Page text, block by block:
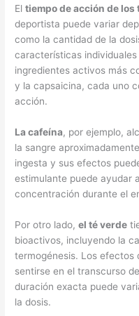
Eltiempo de acción de los
deportista puede variar
como la cantidad de la
características
ingredientes activos más
y la capsaicina, cada uno
acción.
La cafeína, por ejemplo,
la sangre
ingesta y sus efectos
estimulante puede ayudar
concentración durante el
Por otro lado,el té verde
bioactivos, incluyendo la
termogénesis. Los efectos
sentirse en el transcurso
duración exacta puede
la dosis.